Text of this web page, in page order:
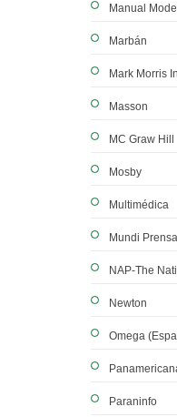
Manual
Marbán
Mark Morris
Masson
MC Graw Hill
Mosby
Multimédica
Mundi Prensa
NAP-The
Newton
Omega
Paraninfo